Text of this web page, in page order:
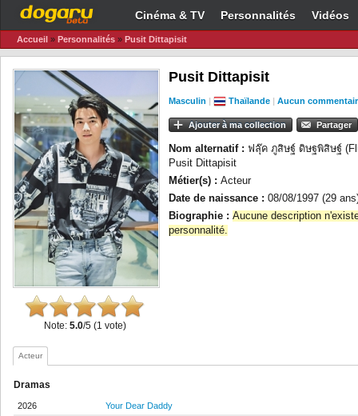
Cinéma & TV Personnalités Vidéos
Accueil » Personnalités » Pusit Dittapisit
Note: 5.0/5 (1 vote)
Pusit Dittapisit
Masculin | Thaïlande | Aucun
Ajouter à ma collection Partager
Nom alternatif : ฟลุ๊ค ภูสิษฐ์ ดิษฐพิสิษฐ์
Pusit Dittapisit
Métier(s) : Acteur
Date de naissance : 08/08/1997 (29
Biographie : Aucune description
personnalité.
Acteur
Dramas
2026
Your Dear Daddy